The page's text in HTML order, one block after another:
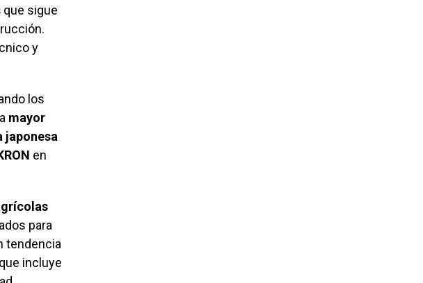
que sigue
y
los
mayor
japonesa
en
para
tendencia
incluye